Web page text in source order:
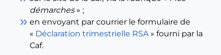
démarches» ;
keyboard_double_arrow_right en envoyant par courrier le formulaire de
« Déclaration trimestrielle RSA» fourni par la
Caf.